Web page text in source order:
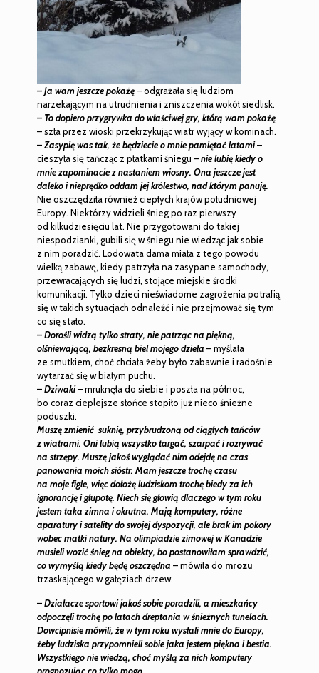
–Ja wam jeszcze pokażę – odgrażała się ludziom
narzekającym na utrudnienia i zniszczenia wokół siedlisk.
– To dopiero przygrywka do właściwej gry, którą wam pokażę
– szła przez wioski przekrzykując wiatr wyjący w kominach.
–Zasypię was tak, że będziecie o mnie pamiętać latami –
cieszyła się tańcząc z płatkami śniegu –nie lubię kiedy o
mnie zapominacie z nastaniem wiosny. Ona jeszcze jest
daleko i nieprędko oddam jej królestwo, nad którym panuję.
Nie oszczędziła również ciepłych krajów południowej
Europy. Niektórzy widzieli śnieg po raz pierwszy
od kilkudziesięciu lat. Nie przygotowani do takiej
niespodzianki, gubili się w śniegu nie wiedząc jak sobie
z nim poradzić. Lodowata dama miała z tego powodu
wielką zabawę, kiedy patrzyła na zasypane samochody,
przewracających się ludzi, stojące miejskie środki
komunikacji. Tylko dzieci nieświadome zagrożenia potrafią
się w takich sytuacjach odnaleźć i nie przejmować się tym
co się stało.
–Dorośli widzą tylko straty, nie patrząc na piękną,
olśniewającą, bezkresną biel mojego dzieła – myślała
ze smutkiem, choć chciała żeby było zabawnie i radośnie
wytarzać się w białym puchu.
–Dziwaki – mruknęła do siebie i poszła na północ,
bo coraz cieplejsze słońce stopiło już nieco śnieżne
poduszki.
Muszę zmienić suknię, przybrudzoną od ciągłych tańców
z wiatrami. Oni lubią wszystko targać, szarpać i rozrywać
na strzępy. Muszę jakoś wyglądać nim odejdę na czas
panowania moich sióstr. Mam jeszcze trochę czasu
na moje figle, więc dołożę ludziskom trochę biedy za ich
ignorancję i głupotę. Niech się głowią dlaczego w tym roku
jestem taka zimna i okrutna. Mają komputery, różne
aparatury i satelity do swojej dyspozycji, ale brak im pokory
wobec matki natury. Na olimpiadzie zimowej w Kanadzie
musieli wozić śnieg na obiekty, bo postanowiłam sprawdzić,
co wymyślą kiedy będę oszczędna – mówiła do mrozu
trzaskającego w gałęziach drzew.
–Działacze sportowi jakoś sobie poradzili, a mieszkańcy
odpoczęli trochę po latach dreptania w śnieżnych tunelach.
Dowcipnisie mówili, że w tym roku wysłali mnie do Europy,
żeby ludziska przypomnieli sobie jaka jestem piękna i bestia.
Wszystkiego nie wiedzą, choć myślą za nich komputery